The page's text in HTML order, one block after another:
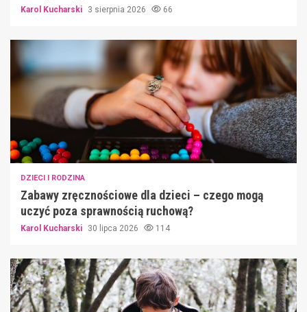
Karol Kucharski 3 sierpnia 2026 66
DZIECI I RODZINA
Zabawy zręcznościowe dla dzieci – czego mogą
uczyć poza sprawnością ruchową?
Karol Kucharski 30 lipca 2026 114